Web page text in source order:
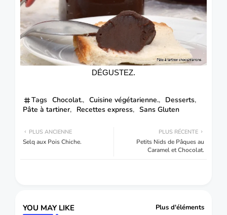
DÉGUSTEZ.
Tags Chocolat. Cuisine végétarienne.
Desserts
Pâte à tartiner
Recettes express Sans Gluten
PLUS RÉCENTE
Petits Nids de Pâques au
Caramel et Chocolat.
PLUS ANCIENNE
Selq aux Pois Chiche.
YOU MAY LIKE Plus d'éléments